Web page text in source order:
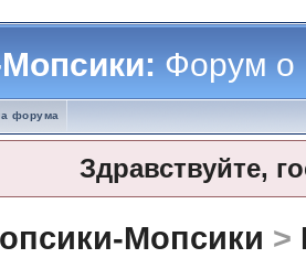
Мопсики:Форум о
форума
Здравствуйте,
Мопсики >